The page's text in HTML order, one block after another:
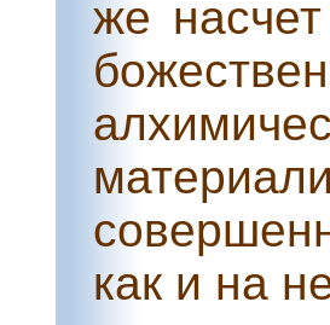
же
как и на